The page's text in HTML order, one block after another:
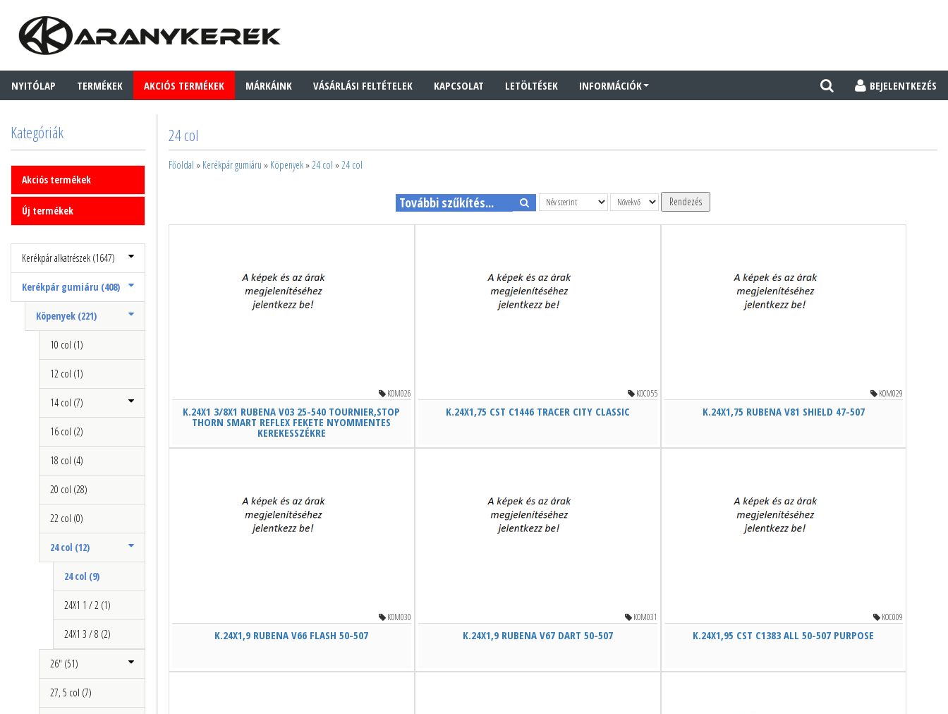
NYITÓLAP TERMÉKEK AKCIÓS TERMÉKEK MÁRKÁINK VÁSÁRLÁSI FELTÉTELEK KAPCSOLAT LETÖLTÉSEK INFORMÁCIÓK BEJELENTKEZÉS
Kategóriák
Akciós termékek
Új termékek
Kerékpár alkatrészek (1647)
Kerékpár gumiáru (408)
Köpenyek (221)
10 col (1)
12 col (1)
14 col (7)
16 col (2)
18 col (4)
20 col (28)
22 col (0)
24 col (12)
24 col (9)
24X1 1 / 2 (1)
24X1 3 / 8 (2)
26" (51)
27, 5 col (7)
24 col
Főoldal » Kerékpár gumiáru » Köpenyek»24 col »24 col
Rendezés
KOM026
K.24X1 3/8X1 RUBENA V03 25-540 TOURNIER,STOP
THORN SMART REFLEX FEKETE NYOMMENTES
KEREKESSZÉKRE
KOC055
K.24X1,75 CST C1446 TRACER CITY CLASSIC
KOM029
K.24X1,75 RUBENA V81 SHIELD 47-507
KOM030
K.24X1,9 RUBENA V66 FLASH 50-507
KOM031
K.24X1,9 RUBENA V67 DART 50-507
KOC009
K.24X1,95 CST C1383 ALL 50-507 PURPOSE